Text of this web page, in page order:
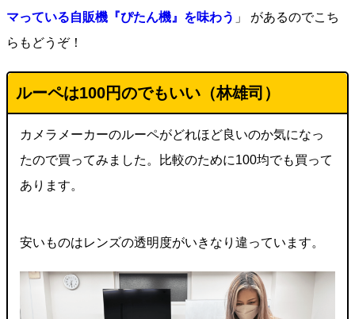
マっている自販機『ぴたん機』を味わう 」 があるのでこち
らもどうぞ！
ルーペは100円のでもいい（林雄司）
カメラメーカーのルーペがどれほど良いのか気になっ
たので買ってみました。比較のために100均でも買って
あります。
安いものはレンズの透明度がいきなり違っています。